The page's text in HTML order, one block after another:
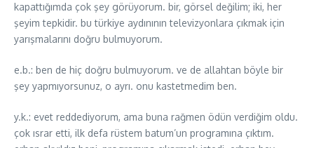
kapattığımda çok şey görüyorum. bir, görsel değilim; iki, her
şeyim tepkidir. bu türkiye aydınının televizyonlara çıkmak için
yarışmalarını doğru bulmuyorum.
e.b.: ben de hiç doğru bulmuyorum. ve de allahtan böyle bir
şey yapmıyorsunuz, o ayrı. onu kastetmedim ben.
y.k.: evet reddediyorum, ama buna rağmen ödün verdiğim oldu.
çok ısrar etti, ilk defa rüstem batum’un programına çıktım.